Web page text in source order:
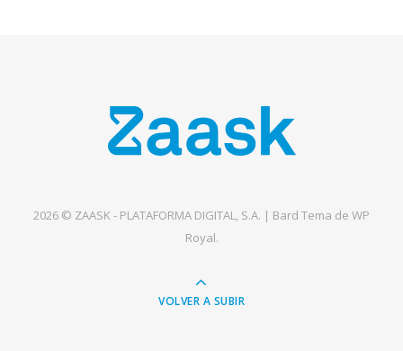
2026 © ZAASK - PLATAFORMA DIGITAL, S.A. | Bard Tema de WP
Royal.
VOLVER A SUBIR